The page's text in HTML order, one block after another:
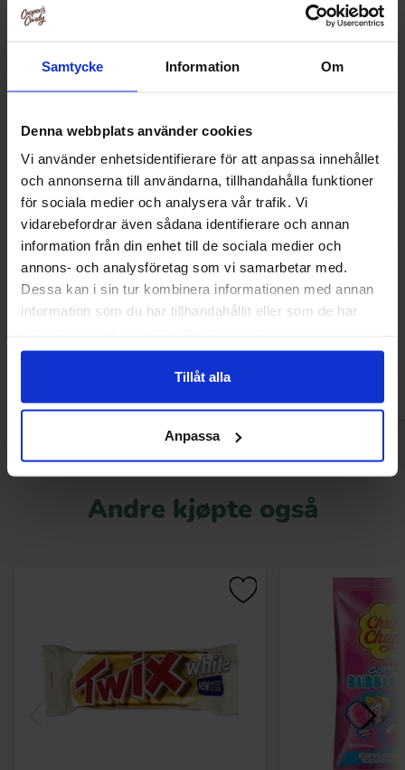
Samtycke Information Om
Denna webbplats använder cookies
Vi använder enhetsidentifierare för att anpassa innehållet
och annonserna till användarna, tillhandahålla funktioner
för sociala medier och analysera vår trafik. Vi
vidarebefordrar även sådana identifierare och annan
information från din enhet till de sociala medier och
annons- och analysföretag som vi samarbetar med.
Dessa kan i sin tur kombinera informationen med annan
information som du har tillhandahållit eller som de har
Tillåt alla
Anpassa
Northern Greens Flytande Chili 40ml
66.90 kr
Kjøp
Bisto Onion
Andre kjøpte også